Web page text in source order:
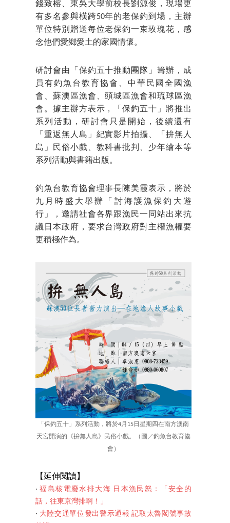
錢致榕、東吳大學前校長劉源俊，現場更
有多名參與橫跨50年的老保釣到場，主辦
單位特別贈送每位老保釣一束玫瑰花，感
念他們愛鄉愛土的家國情懷。
研討會由「保釣五十推動團隊」籌辦，成
員有釣魚台教育協會、中華民國全國漁
會、蘇澳區漁會、頭城區漁會和琉球區漁
會。據主辦方表示，「保釣五十」將推出
系列活動，研討會只是開始，後續還有
「重返無人島」紀實影片拍攝、「拚無人
島」民俗小戲、教科書批判、少年繪本等
系列活動與書籍出版。
釣魚台教育協會理事長陳美霞表示，將於
九月時盛大舉辦「討海護漁保釣大遊
行」，邀請社會各界跟漁民一同站出來抗
議日本政府，要求台灣政府對主權漁權要
更積極作為。
「保釣五十」系列活動，將於4月15日星期四在南方澳南
天宮開演的《拚無人島》民俗小戲。（圖／釣魚台教育協
會）
【延伸閱讀】
‧ 福島核電廢水排大海 日本漁民怒：「安全的
話，往東京灣排啊！」
‧ 大陸交通單位發出警示通報 記取太魯閣號事故